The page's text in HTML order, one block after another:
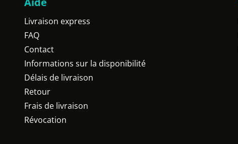
Livraison express
FAQ
Contact
Informations sur la disponibilité
Délais de livraison
Retour
Frais de livraison
Révocation